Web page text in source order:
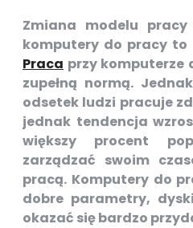
Zmiana modelu
komputery do pracy to
Praca przy komputerze
zupełną normą.
odsetek ludzi pracuje
jednak tendencja
większy procent
zarządzać swoim
pracą. Komputery do
dobre parametry,
okazać się bardzo